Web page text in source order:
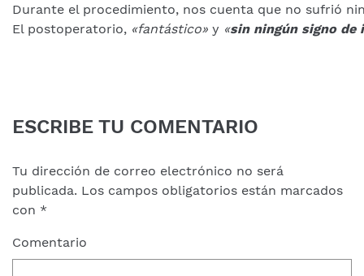
Durante el procedimiento, nos cuenta que no sufrió
El postoperatorio, «fantástico» y «sin ningún signo de
ESCRIBE TU COMENTARIO
Tu dirección de correo electrónico no será
publicada. Los campos obligatorios están marcados
con *
Comentario